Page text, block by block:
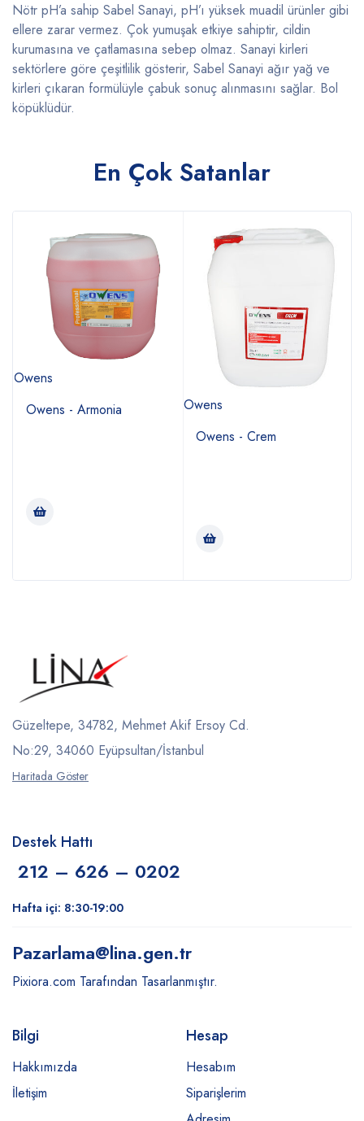
Nötr pH’a sahip Sabel Sanayi, pH’ı yüksek muadil ürünler gibi
ellere zarar vermez. Çok yumuşak etkiye sahiptir, cildin
kurumasına ve çatlamasına sebep olmaz. Sanayi kirleri
sektörlere göre çeşitlilik gösterir, Sabel Sanayi ağır yağ ve
kirleri çıkaran formülüyle çabuk sonuç alınmasını sağlar. Bol
köpüklüdür.
En Çok Satanlar
Owens
Owens - Armonia
Owens
Owens - Crem
Güzeltepe, 34782, Mehmet Akif Ersoy Cd.
No:29, 34060 Eyüpsultan/İstanbul
Haritada Göster
Destek Hattı
212 – 626 – 0202
Hafta içi: 8:30-19:00
Pazarlama@lina.gen.tr
Pixiora.com Tarafından Tasarlanmıştır.
Bilgi
Hakkımızda
İletişim
Hesap
Hesabım
Siparişlerim